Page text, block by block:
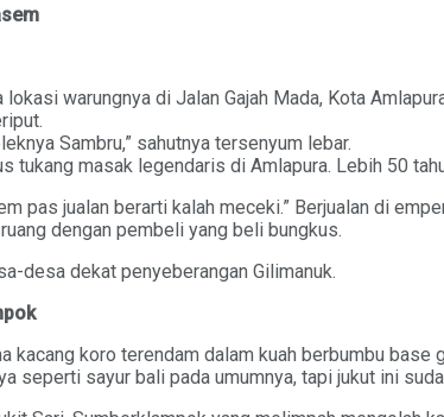
warungnya di Jalan Gajah Mada, Kota
Sambru,” sahutnya tersenyum lebar.
tukang masak legendaris di Amlapura. Lebih 50
pas jualan berarti kalah meceki.” Berjualan di
dengan pembeli yang beli bungkus.
desa dekat penyeberangan Gilimanuk.
kacang koro terendam dalam kuah berbumbu
seperti sayur bali pada umumnya, tapi jukut ini